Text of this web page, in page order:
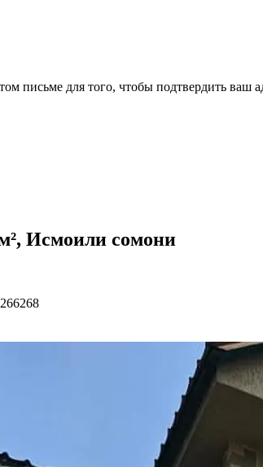
письме для того, чтобы подтвердить ваш
Исмоили сомони